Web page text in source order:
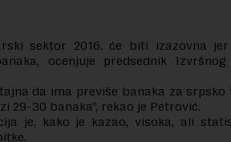
sektor 2016. će biti izazovna
ocenjuje predsednik
tajna da ima previše banaka za
29-30 banaka”, rekao je Petrović.
je, kako je kazao, visoka, ali